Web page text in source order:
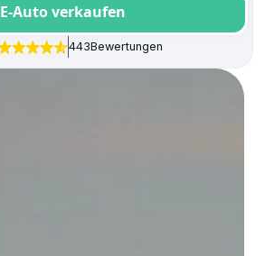
E-Auto verkaufen
443Bewertungen